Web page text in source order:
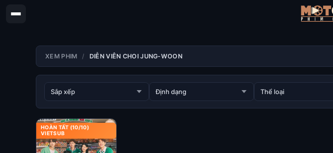
XEM PHIM DIỄN VIÊN CHOI JUNG-WOON
HOÀN TẤT (10/10)
VIETSUB